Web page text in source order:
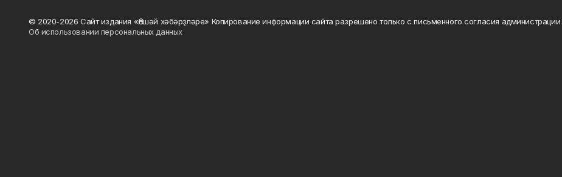
© 2020-2026 Сайт издания «Әлшәй хәбәрҙләре» Копирование информации сайта разрешено только с письменного согласия администрации.
Об использовании персональных данных